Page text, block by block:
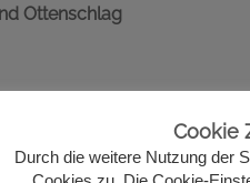
Ottenschlag
Cookie
Durch die weitere Nutzung der